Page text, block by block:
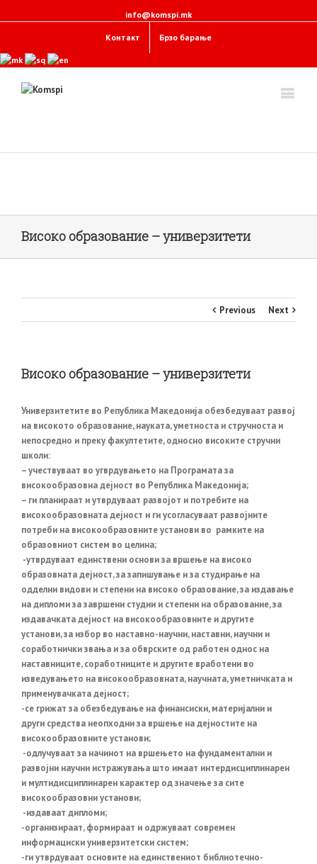
info@komspi.mk
Контакт Брзо барање
Високо образование – универзитети
Previous Next
Високо образование – универзитети
Универзитетите во Република Македонија обезбедуваат развој
на високото образование, науката, уметноста и стручноста и
непосредно и преку факултетите, односно високите стручни
школи:
– учествуваат во угврдувањето на Програмата за
високообразовна дејност во Република Македонија;
– ги планираат и утврдуваат развојот и потребите на
високообразовната дејност и ги усогласуваат развојните
потреби на високообразовните установи во рамките на
образовниот систем во целина;
-утврдуваат единствени основи за вршење на високо
образовната дејност, за запишување и за студирање на
одделни видови и степени на високо образование, за издавање
на дипломи за завршени студии и степени на образование, за
издавачката дејност на високообразовните и другите
установи, за избор во наставно-научни, наставни, научни и
соработнички звања и за обврските од работен однос на
наставниците, соработниците и другите вработени во
изведувањето на високообразовната, научната, уметничката и
применувачката дејност;
-се грижат за обезбедување на финансиски, материјални и
други средства неопходни за вршење на дејностите на
високообразовните установи;
-одлучуваат за начинот на вршењето на фундаментални и
развојни научни истражувања што имаат интердисциплинарен
и мултидисциплинарен карактер од значење за сите
високообразовни установи;
-издаваат дипломи;
-организираат, формираат и одржуваат современ
информациски универзитетски систем;
-ги утврдуваат основите на единствениот библиотечно-